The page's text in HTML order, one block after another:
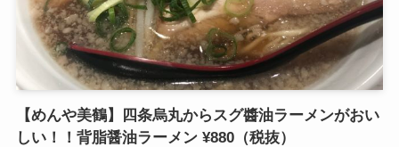
【めんや美鶴】四条烏丸からスグ醬油ラーメンがおい
しい！！背脂醤油ラーメン ¥880（税抜）